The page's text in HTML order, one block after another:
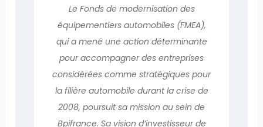
Le Fonds de modernisation des
équipementiers automobiles (FMEA),
qui a mené une action déterminante
pour accompagner des entreprises
considérées comme stratégiques pour
la filière automobile durant la crise de
2008, poursuit sa mission au sein de
Bpifrance. Sa vision d’investisseur de